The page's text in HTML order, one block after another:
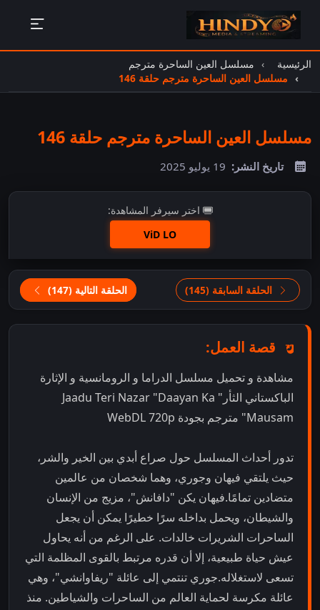
الرئيسية
مسلسل العين الساحرة مترجم
مسلسل العين الساحرة مترجم حلقة 146
مسلسل العين الساحرة مترجم حلقة 146
تاريخ النشر: 19 يوليو 2025
اختر سيرفر المشاهدة:
ViD LO
اضغط للمشاهدة
الحلقة السابقة (145)
الحلقة التالية (147)
قصة العمل:
مشاهدة و تحميل مسلسل الدراما و الرومانسية و الإثارة
الباكستاني الثأر" Jaadu Teri Nazar "Daayan Ka
Mausam" مترجم بجودة WebDL 720p
تدور أحداث المسلسل حول صراع أبدي بين الخير والشر،
حيث يلتقي فيهان وجوري، وهما شخصان من عالمين
متضادين تمامًا.فيهان يكن "دافانش"، مزيج من الإنسان
والشيطان، ويحمل بداخله سرًا خطيرًا يمكن أن يجعل
الساحرات الشريرات خالدات. على الرغم من أنه يحاول
عيش حياة طبيعية، إلا أن قدره مرتبط بالقوى المظلمة التي
تسعى لاستغلاله.جوري تنتمي إلى عائلة "ريفاوانشي"، وهي
عائلة مكرسة لحماية العالم من الساحرات والشياطين. منذ